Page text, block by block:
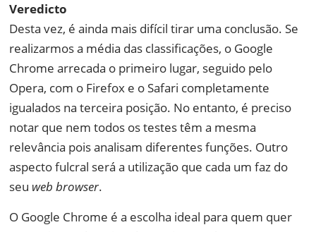
Veredicto
Desta vez, é ainda mais difícil tirar uma conclusão. Se
realizarmos a média das classificações, o Google
Chrome arrecada o primeiro lugar, seguido pelo
Opera, com o Firefox e o Safari completamente
igualados na terceira posição. No entanto, é preciso
notar que nem todos os testes têm a mesma
relevância pois analisam diferentes funções. Outro
aspecto fulcral será a utilização que cada um faz do
seu web browser.
O Google Chrome é a escolha ideal para quem quer